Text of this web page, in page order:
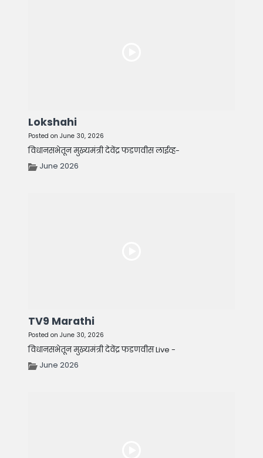
Lokshahi
Posted on June 30, 2026
विधानसभेतून मुख्यमंत्री देवेंद्र फडणवीस लाईव्ह-
June 2026
TV9 Marathi
Posted on June 30, 2026
विधानसभेतून मुख्यमंत्री देवेंद्र फडणवीस Live -
June 2026